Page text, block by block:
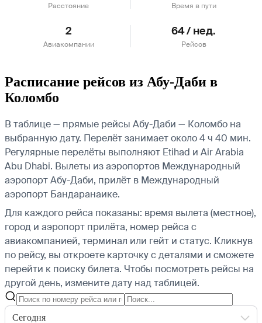
Расстояние Время в пути
2
Авиакомпании
64 / нед.
Рейсов
Расписание рейсов из Абу-Даби в
Коломбо
В таблице — прямые рейсы Абу-Даби — Коломбо на
выбранную дату. Перелёт занимает около 4 ч 40 мин.
Регулярные перелёты выполняют Etihad и Air Arabia
Abu Dhabi. Вылеты из аэропортов Международный
аэропорт Абу-Даби, прилёт в Международный
аэропорт Бандаранаике.
Для каждого рейса показаны: время вылета (местное),
город и аэропорт прилёта, номер рейса с
авиакомпанией, терминал или гейт и статус. Кликнув
по рейсу, вы откроете карточку с деталями и сможете
перейти к поиску билета. Чтобы посмотреть рейсы на
другой день, измените дату над таблицей.
Сегодня